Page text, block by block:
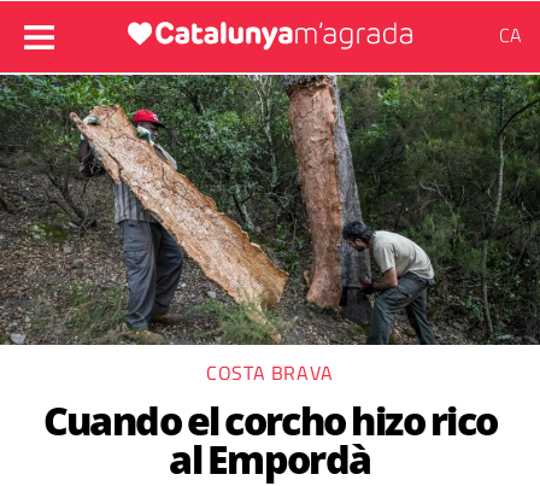
CA
COSTA BRAVA
Cuando el corcho hizo rico
al Empordà